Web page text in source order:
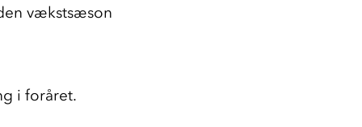
vækstsæson
i foråret.